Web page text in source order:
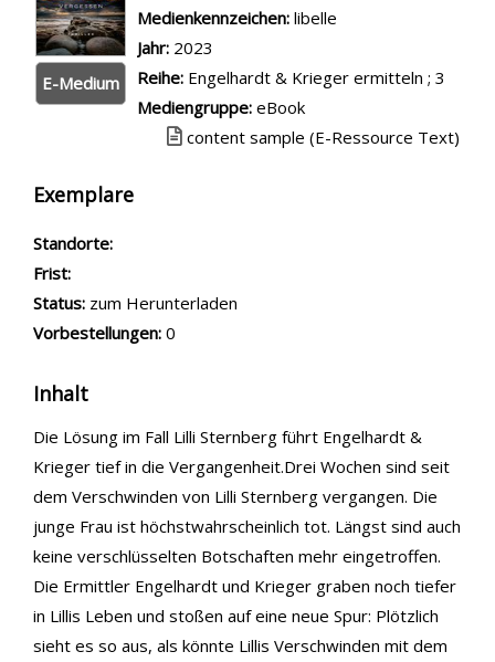
E-Medium
Medienkennzeichen: libelle
Jahr: 2023
Reihe: Engelhardt & Krieger ermitteln ; 3
Mediengruppe: eBook
Link zu einem externen Medieninhalt -
content sample (E-Ressource Text)
Exemplare
Standorte:
Frist:
Status: zum Herunterladen
Vorbestellungen: 0
Inhalt
Die Lösung im Fall Lilli Sternberg führt Engelhardt &
Krieger tief in die Vergangenheit.Drei Wochen sind seit
dem Verschwinden von Lilli Sternberg vergangen. Die
junge Frau ist höchstwahrscheinlich tot. Längst sind auch
keine verschlüsselten Botschaften mehr eingetroffen.
Die Ermittler Engelhardt und Krieger graben noch tiefer
in Lillis Leben und stoßen auf eine neue Spur: Plötzlich
sieht es so aus, als könnte Lillis Verschwinden mit dem